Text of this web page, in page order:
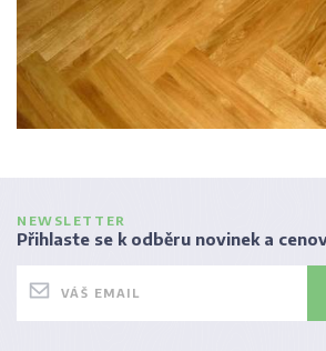
NEWSLETTER
Přihlaste se k odběru novinek a